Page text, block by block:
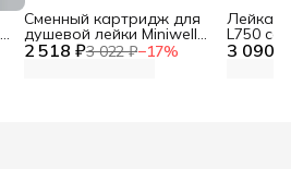
2 518 ₽3 022 ₽−17%
Сменный картридж для
душевой лейки Miniwell
L750, угольный 3 090 ₽
Лейка
L750 со